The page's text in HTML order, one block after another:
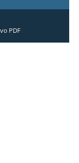
PDF